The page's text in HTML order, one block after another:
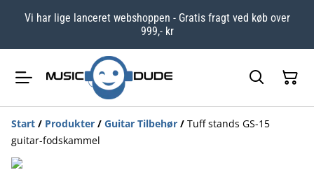
Vi har lige lanceret webshoppen - Gratis fragt ved køb over
999,- kr
Start / Produkter / Guitar Tilbehør / Tuff stands GS-15
guitar-fodskammel